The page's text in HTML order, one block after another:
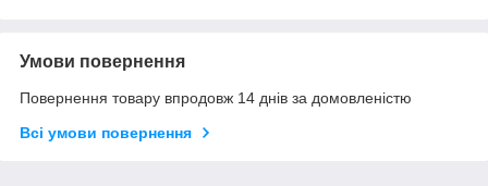
Умови повернення
Повернення товару впродовж 14 днів за домовленістю
Всі умови повернення